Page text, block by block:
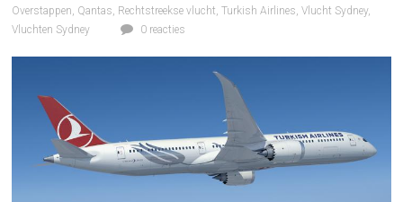
Overstappen, Qantas, Rechtstreekse vlucht,Turkish Airlines,Vlucht Sydney,
Vluchten Sydney
0 reacties